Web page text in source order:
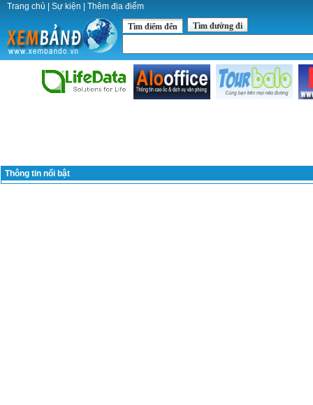
Trang chủ Sự kiện Thêm địa điểm
Tìm điểm đến Tìm đường đi
Thông tin nổi bật